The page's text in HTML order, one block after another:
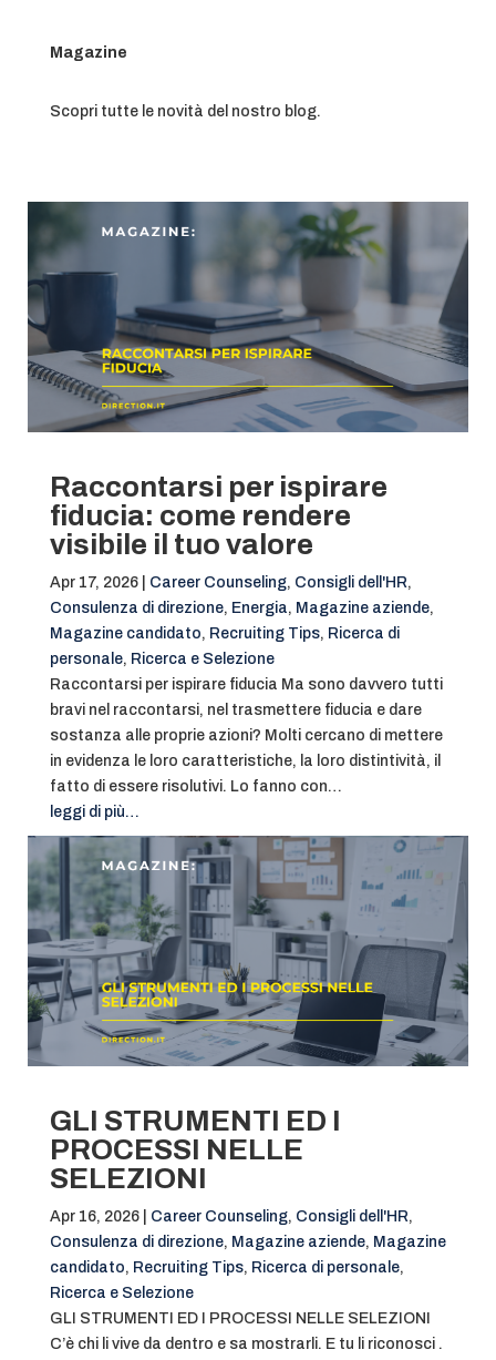
Magazine
Scopri tutte le novità del nostro blog.
Raccontarsi per ispirare
fiducia: come rendere
visibile il tuo valore
Apr 17, 2026| Career Counseling, Consigli dell'HR,
Consulenza di direzione, Energia, Magazine aziende,
Magazine candidato, Recruiting Tips, Ricerca di
personale, Ricerca e Selezione
Raccontarsi per ispirare fiducia Ma sono davvero tutti
bravi nel raccontarsi, nel trasmettere fiducia e dare
sostanza alle proprie azioni? Molti cercano di mettere
in evidenza le loro caratteristiche, la loro distintività, il
fatto di essere risolutivi. Lo fanno con…
leggi di più…
GLI STRUMENTI ED I
PROCESSI NELLE
SELEZIONI
Apr 16, 2026| Career Counseling, Consigli dell'HR,
Consulenza di direzione, Magazine aziende, Magazine
candidato, Recruiting Tips, Ricerca di personale,
Ricerca e Selezione
GLI STRUMENTI ED I PROCESSI NELLE SELEZIONI
C’è chi li vive da dentro e sa mostrarli. E tu li riconosci .